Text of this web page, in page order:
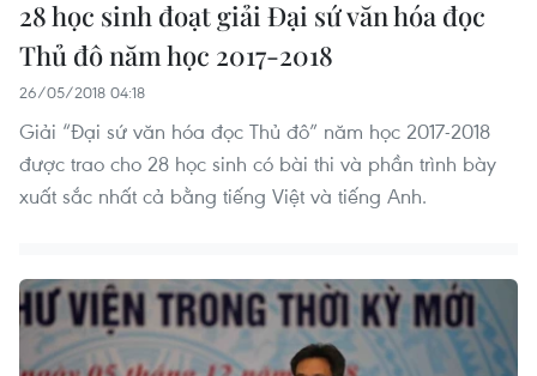
28 học sinh đoạt giải Đại sứ văn hóa đọc
Thủ đô năm học 2017-2018
26/05/2018 04:18
Giải “Đại sứ văn hóa đọc Thủ đô” năm học 2017-2018
được trao cho 28 học sinh có bài thi và phần trình bày
xuất sắc nhất cả bằng tiếng Việt và tiếng Anh.